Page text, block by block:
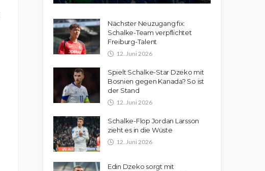
Nächster Neuzugang fix:
Schalke-Team verpflichtet
Freiburg-Talent
12. Juni 2026
Spielt Schalke-Star Dzeko mit
Bosnien gegen Kanada? So ist
der Stand
12. Juni 2026
Schalke-Flop Jordan Larsson
zieht es in die Wüste
12. Juni 2026
Edin Dzeko sorgt mit